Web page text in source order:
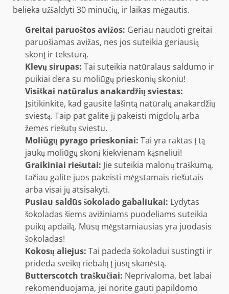
belieka užšaldyti 30 minučių, ir laikas mėgautis.
Greitai paruoštos avižos: Geriau naudoti greitai
paruošiamas avižas, nes jos suteikia geriausią
skonį ir tekstūrą.
Klevų sirupas: Tai suteikia natūralaus saldumo ir
puikiai dera su moliūgų prieskonių skoniu!
Visiškai natūralus anakardžių sviestas:
Įsitikinkite, kad gausite lašintą natūralų anakardžių
sviestą. Taip pat galite jį pakeisti migdolų arba
žemės riešutų sviestu.
Moliūgų pyrago prieskoniai: Tai yra raktas į tą
jaukų moliūgų skonį kiekvienam kąsneliui!
Graikiniai riešutai: Jie suteikia malonų traškumą,
tačiau galite juos pakeisti mėgstamais riešutais
arba visai jų atsisakyti.
Pusiau saldūs šokolado gabaliukai: Lydytas
šokoladas šiems avižiniams puodeliams suteikia
puikų apdailą. Mūsų mėgstamiausias yra juodasis
šokoladas!
Kokosų aliejus: Tai padeda šokoladui sustingti ir
prideda sveikų riebalų į jūsų skanėstą.
Butterscotch traškučiai: Neprivaloma, bet labai
rekomenduojama, jei norite gauti papildomo